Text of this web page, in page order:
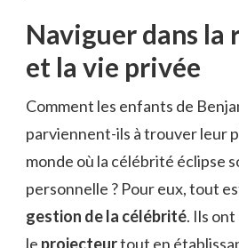
Naviguer dans la
et la vie privée
Comment les enfants de
parviennent-ils à trouver leur
monde où la célébrité éclipse
personnelle ? Pour eux, tout
gestion de la célébrité. Ils
le projecteurtout en